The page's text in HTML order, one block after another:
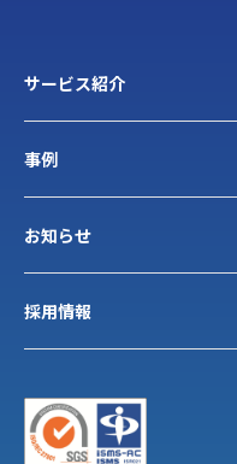
サービス紹介
事例
お知らせ
採用情報